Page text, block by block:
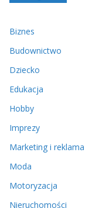
Biznes
Budownictwo
Dziecko
Edukacja
Hobby
Imprezy
Marketing i reklama
Moda
Motoryzacja
Nieruchomości